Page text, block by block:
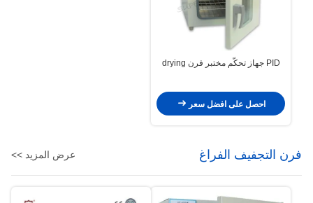
PID جهاز تحكّم مختبر فرن drying
احصل على افضل سعر
فرن التجفيف الفراغ عرض المزيد >>